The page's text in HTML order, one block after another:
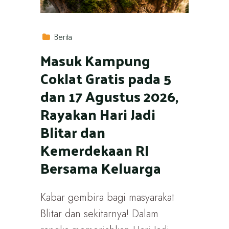
Berita
Masuk Kampung
Coklat Gratis pada 5
dan 17 Agustus 2026,
Rayakan Hari Jadi
Blitar dan
Kemerdekaan RI
Bersama Keluarga
Kabar gembira bagi masyarakat
Blitar dan sekitarnya! Dalam